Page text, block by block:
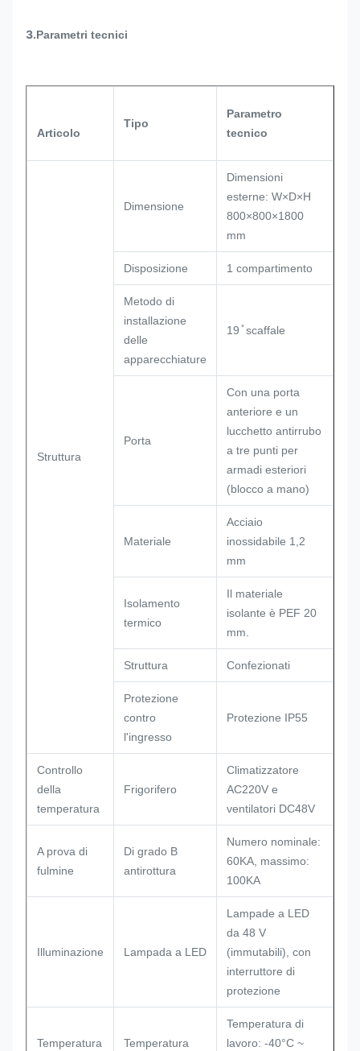
3.Parametri tecnici
Articolo
Tipo
Parametro
tecnico
Struttura
Dimensione
Dimensioni
esterne: W×D×H
800×800×1800
mm
Disposizione 1 compartimento
Metodo di
installazione
delle
apparecchiature
19 ̊ scaffale
Porta
Con una porta
anteriore e un
lucchetto antirrubo
a tre punti per
armadi esteriori
(blocco a mano)
Materiale
Acciaio
inossidabile 1,2
mm
Isolamento
termico
Il materiale
isolante è PEF 20
mm.
Struttura Confezionati
Protezione
contro
l'ingresso
Protezione IP55
Controllo
della
temperatura
Frigorifero
Climatizzatore
AC220V e
ventilatori DC48V
A prova di
fulmine
Di grado B
antirottura
Numero nominale:
60KA, massimo:
100KA
Illuminazione Lampada a LED
Lampade a LED
da 48 V
(immutabili), con
interruttore di
protezione
Temperatura Temperatura
Temperatura di
lavoro: -40°C ~